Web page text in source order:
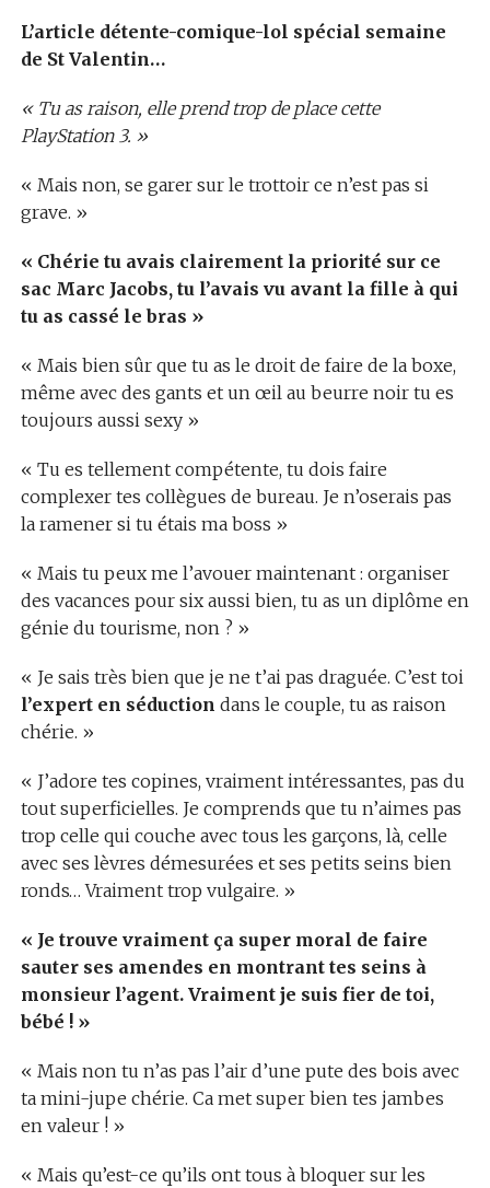
L’article détente-comique-lol spécial semaine
de St Valentin…
« Tu as raison, elle prend trop de place cette
PlayStation 3. »
« Mais non, se garer sur le trottoir ce n’est pas si
grave. »
« Chérie tu avais clairement la priorité sur ce
sac Marc Jacobs, tu l’avais vu avant la fille à qui
tu as cassé le bras »
« Mais bien sûr que tu as le droit de faire de la boxe,
même avec des gants et un œil au beurre noir tu es
toujours aussi sexy »
« Tu es tellement compétente, tu dois faire
complexer tes collègues de bureau. Je n’oserais pas
la ramener si tu étais ma boss »
« Mais tu peux me l’avouer maintenant : organiser
des vacances pour six aussi bien, tu as un diplôme en
génie du tourisme, non ? »
« Je sais très bien que je ne t’ai pas draguée. C’est toi
l’expert en séduction dans le couple, tu as raison
chérie. »
« J’adore tes copines, vraiment intéressantes, pas du
tout superficielles. Je comprends que tu n’aimes pas
trop celle qui couche avec tous les garçons, là, celle
avec ses lèvres démesurées et ses petits seins bien
ronds… Vraiment trop vulgaire. »
« Je trouve vraiment ça super moral de faire
sauter ses amendes en montrant tes seins à
monsieur l’agent. Vraiment je suis fier de toi,
bébé ! »
« Mais non tu n’as pas l’air d’une pute des bois avec
ta mini-jupe chérie. Ca met super bien tes jambes
en valeur ! »
« Mais qu’est-ce qu’ils ont tous à bloquer sur les